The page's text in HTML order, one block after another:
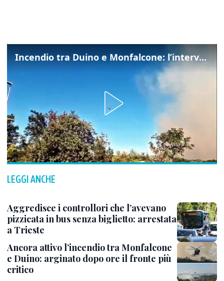
Incendio tra Duino e Monfalcone: l’intervento dei vigili del fuoco
LEGGI ANCHE
Aggredisce i controllori che l’avevano
pizzicata in bus senza biglietto: arrestata
a Trieste
Ancora attivo l’incendio tra Monfalcone
e Duino: arginato dopo ore il fronte più
critico